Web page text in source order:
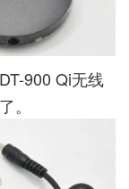
900 Qi无线
。